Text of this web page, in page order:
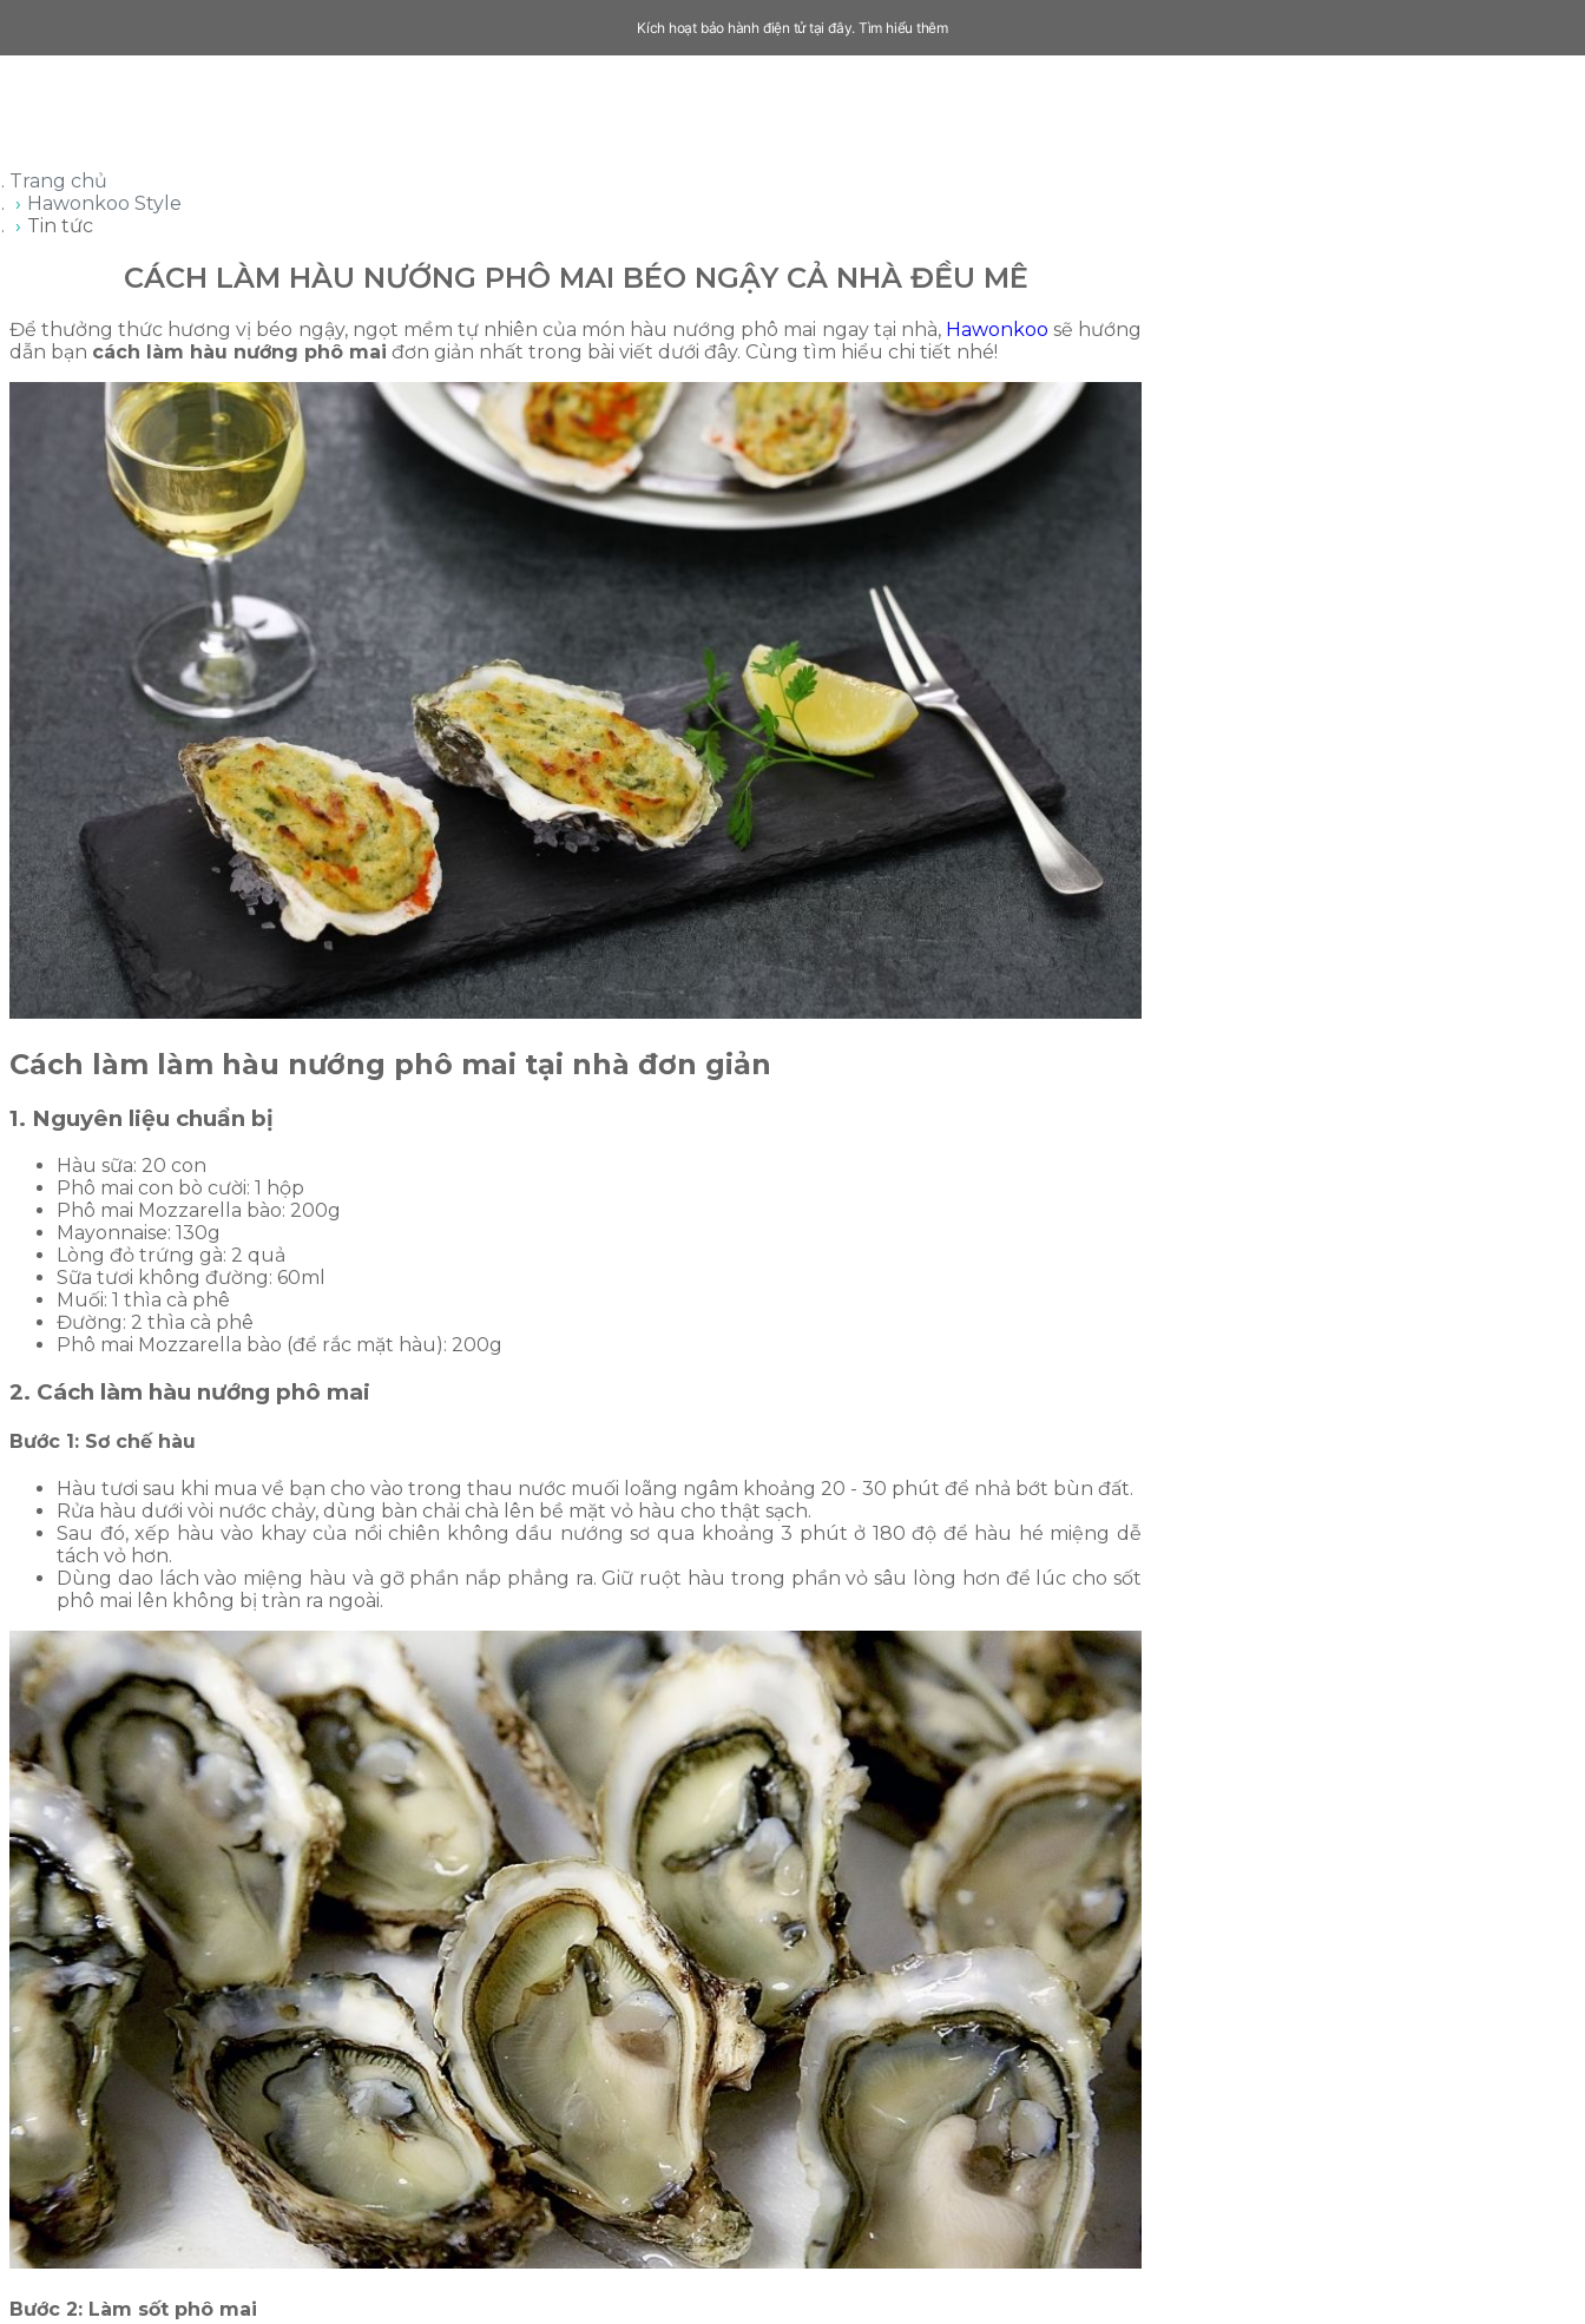
Kích hoạt bảo hành điện tử tại đây. Tìm hiểu thêm
Trang chủ
Hawonkoo Style
Tin tức
CÁCH LÀM HÀU NƯỚNG PHÔ MAI BÉO NGẬY CẢ NHÀ ĐỀU MÊ
Để thưởng thức hương vị béo ngậy, ngọt mềm tự nhiên của món hàu nướng phô mai ngay tại nhà, Hawonkoo sẽ hướng
dẫn bạn cách làm hàu nướng phô mai đơn giản nhất trong bài viết dưới đây. Cùng tìm hiểu chi tiết nhé!
Cách làm làm hàu nướng phô mai tại nhà đơn giản
1. Nguyên liệu chuẩn bị
Hàu sữa: 20 con
Phô mai con bò cười: 1 hộp
Phô mai Mozzarella bào: 200g
Mayonnaise: 130g
Lòng đỏ trứng gà: 2 quả
Sữa tươi không đường: 60ml
Muối: 1 thìa cà phê
Đường: 2 thìa cà phê
Phô mai Mozzarella bào (để rắc mặt hàu): 200g
2. Cách làm hàu nướng phô mai
Bước 1: Sơ chế hàu
Hàu tươi sau khi mua về bạn cho vào trong thau nước muối loãng ngâm khoảng 20 - 30 phút để nhả bớt bùn đất.
Rửa hàu dưới vòi nước chảy, dùng bàn chải chà lên bề mặt vỏ hàu cho thật sạch.
Sau đó, xếp hàu vào khay của nồi chiên không dầu nướng sơ qua khoảng 3 phút ở 180 độ để hàu hé miệng dễ
tách vỏ hơn.
Dùng dao lách vào miệng hàu và gỡ phần nắp phẳng ra. Giữ ruột hàu trong phần vỏ sâu lòng hơn để lúc cho sốt
phô mai lên không bị tràn ra ngoài.
Bước 2: Làm sốt phô mai